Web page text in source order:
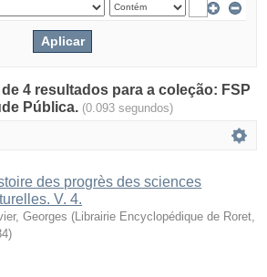
4 resultados para a coleção: FSP
Pública. (0.093 segundos)
des progrès des sciences
V. 4.
Georges ( Librairie Encyclopédique de Roret
)